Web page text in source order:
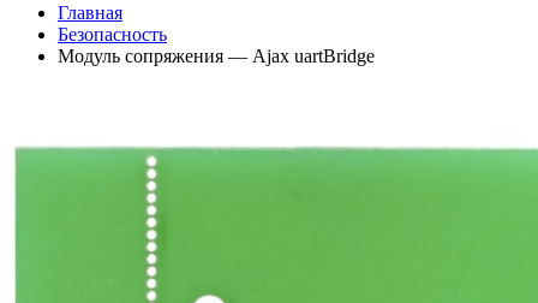
Главная
Безопасность
Модуль сопряжения — Ajax uartBridge